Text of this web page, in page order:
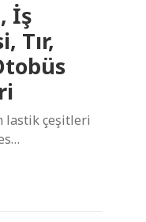
İş
Tır,
lastik çeşitleri